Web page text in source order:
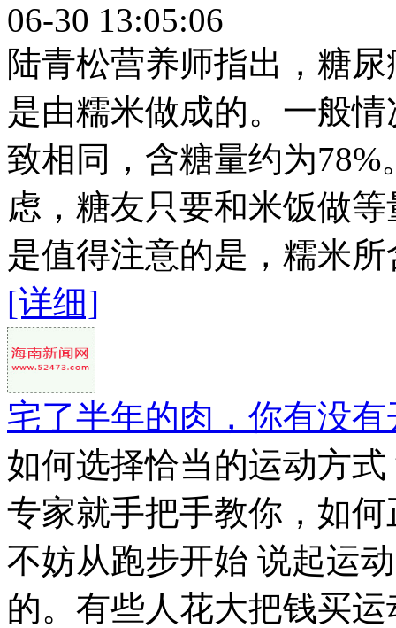
06-30 13:05:06
陆青松营养师指出，糖
是由糯米做成的。一般
致相同，含糖量约为
虑，糖友只要和米饭做
是值得注意的是，糯米
[详细]
宅了半年的肉，你有没
如何选择恰当的运动方
专家就手把手教你，如
不妨从跑步开始 说起运
的。有些人花大把钱买